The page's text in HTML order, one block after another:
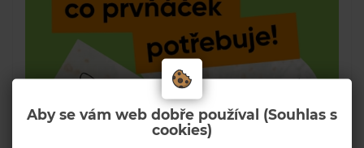
Aby se vám web dobře používal (Souhlas s
cookies)